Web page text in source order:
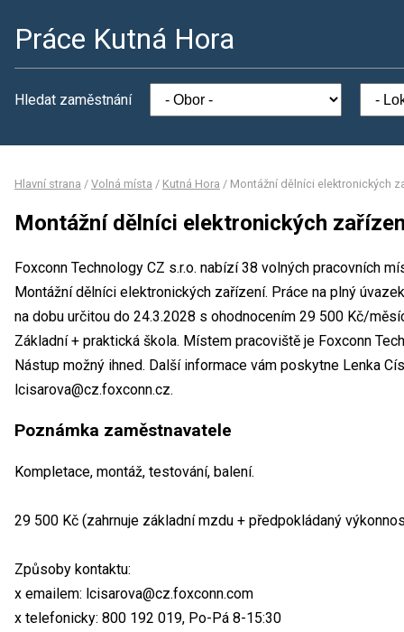
Práce Kutná Hora
Hledat zaměstnání
Hlavní strana / Volná místa / Kutná Hora / Montážní dělníci elektronických
Montážní dělníci elektronických
Foxconn Technology CZ s.r.o. nabízí 38 volných pracovních
Montážní dělníci elektronických zařízení. Práce na plný
na dobu určitou do 24.3.2028 s ohodnocením 29 500 Kč/
Základní + praktická škola. Místem pracoviště je Foxconn
Nástup možný ihned. Další informace vám poskytne Lenka
lcisarova@cz.foxconn.cz.
Poznámka zaměstnavatele
Kompletace, montáž, testování, balení.
29 500 Kč (zahrnuje základní mzdu + předpokládaný
Způsoby kontaktu:
x emailem: lcisarova@cz.foxconn.com
x telefonicky: 800 192 019, Po-Pá 8-15:30